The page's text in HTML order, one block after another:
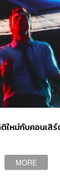
หม่กับคอนเสิร์
MORE